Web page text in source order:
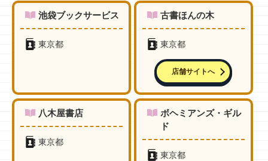
池袋ブックサービス
東京都
古書ほんの木
東京都
店舗サイトへ
八木屋書店
東京都
ボヘミアンズ・ギル
ド
東京都